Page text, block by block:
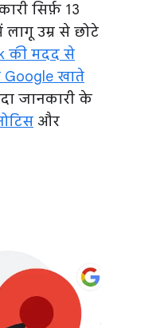
सिर्फ़ 13
उम्र से छोटे
की मदद से
खाते
जानकारी के
और